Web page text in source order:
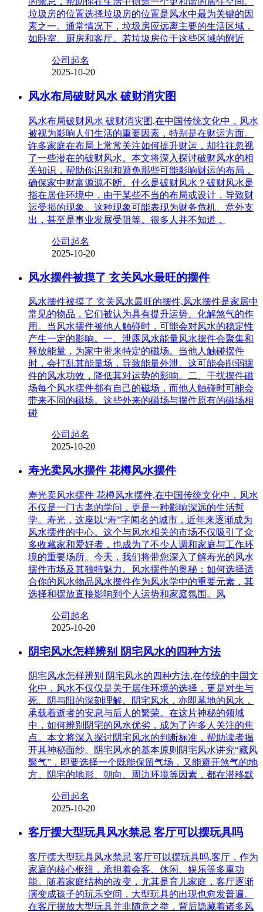
垃圾房的位置选择垃圾房的位置是风水中最为关键的因
素之一。通常情况下，垃圾房应远离主要的生活区域，
如卧室、厨房和客厅。若垃圾房位于这些区域的附近
公司起名
2025-10-20
风水布局破财风水 破财消灾图
风水布局破财风水 破财消灾图,在中国传统文化中，风水
被视为影响人们生活的重要因素，特别是在财运方面。
许多家庭在布局上常常关注如何提升财运，却往往忽视
了一些潜在的破财风水。本文将深入探讨破财风水的相
关知识，帮助你识别和避免那些可能影响财运的布局，
确保家中财富源源不断。什么是破财风水？破财风水是
指在居住环境中，由于某些不当的布局或设计，导致财
运受损的现象。这种现象可能表现为财务危机、意外支
出，甚至是事业发展受阻等。很多人并不知道，
公司起名
2025-10-20
风水摆件被摸了 玄关风水最旺的摆件
风水摆件被摸了 玄关风水最旺的摆件,风水摆件是家居中
常见的物品，它们被认为具有提升运势、化解煞气的作
用。当风水摆件被他人触碰时，可能会对风水的稳定性
产生一定的影响。一、泄露风水能量风水摆件会聚集和
释放能量，为家中带来特定的磁场。当他人触碰摆件
时，会打乱其能量场，导致能量外泄。这可能会削弱摆
件的风水功效，降低其对运势的影响。二、干扰摆件磁
场每个风水摆件都有自己的磁场，而他人触碰时可能会
带来不同的磁场。这些外来的磁场与摆件原有的磁场相
碰
公司起名
2025-10-20
寿光卖风水摆件 花樽风水摆件
寿光卖风水摆件 花樽风水摆件,在中国传统文化中，风水
不仅是一门古老的学问，更是一种影响深远的生活哲
学。寿光，这座以“寿”字闻名的城市，近年来逐渐成为
风水摆件的中心。这个与风水相关的市场不仅吸引了众
多收藏家和爱好者，也成为了不少人调和家庭与工作环
境的重要场所。今天，我们将带您深入了解寿光的风水
摆件市场及其独特魅力。风水摆件的奥秘：如何选择适
合你的风水物品风水摆件作为风水学中的重要元素，其
选择和摆放直接影响到个人运势和家庭氛围。风
公司起名
2025-10-20
阴宅风水怎样辨别 阴宅风水的四种方法
阴宅风水怎样辨别 阴宅风水的四种方法,在传统的中国文
化中，风水不仅仅是关于居住环境的选择，更是对生与
死、阴与阳的深刻理解。阴宅风水，亦即墓地的风水，
承载着逝者的安息与后人的繁荣。在这片神秘的领域
中，如何辨别阴宅的风水优劣，成为了许多人关注的焦
点。本文将深入探讨阴宅风水的判断标准，帮助读者揭
开其神秘面纱。阴宅风水的基本原则阴宅风水讲究“藏风
聚气”，即要选择一个既能保留气场，又能避开煞气的地
方。阴宅的地形、朝向、周边环境等因素，都在潜移默
公司起名
2025-10-20
客厅摆大型玩具风水禁忌 客厅可以摆玩具吗
客厅摆大型玩具风水禁忌 客厅可以摆玩具吗,客厅，作为
家庭的核心枢纽，承担着会客、休闲、娱乐等多重功
能。随着家庭结构的改变，尤其是育儿家庭，客厅逐渐
演变成孩子的玩乐空间，大型玩具的出现也愈发普遍。
在客厅摆放大型玩具并非随意之举，背后隐藏着诸多风